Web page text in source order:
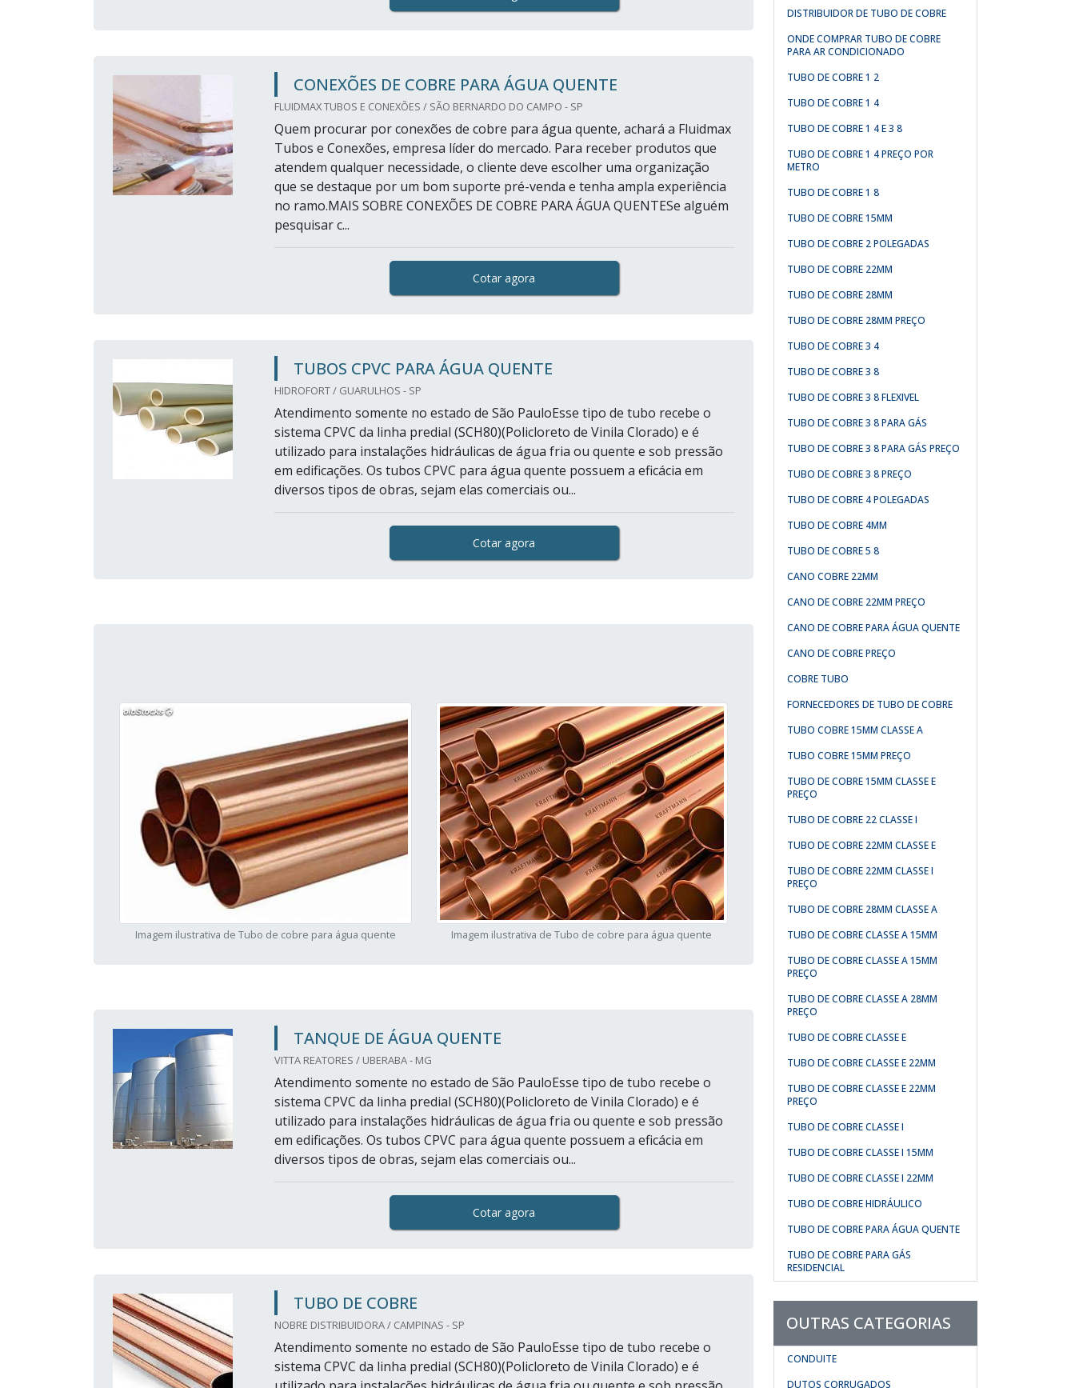
CONEXÕES DE COBRE PARA ÁGUA QUENTE
FLUIDMAX TUBOS E CONEXÕES / SÃO BERNARDO DO CAMPO - SP
Quem procurar por conexões de cobre para água quente, achará a Fluidmax
Tubos e Conexões, empresa líder do mercado. Para receber produtos que
atendem qualquer necessidade, o cliente deve escolher uma organização
que se destaque por um bom suporte pré-venda e tenha ampla experiência
no ramo.MAIS SOBRE CONEXÕES DE COBRE PARA ÁGUA QUENTESe alguém
pesquisar c...
Cotar agora
TUBOS CPVC PARA ÁGUA QUENTE
HIDROFORT / GUARULHOS - SP
Atendimento somente no estado de São PauloEsse tipo de tubo recebe o
sistema CPVC da linha predial (SCH80)(Policloreto de Vinila Clorado) e é
utilizado para instalações hidráulicas de água fria ou quente e sob pressão
em edificações. Os tubos CPVC para água quente possuem a eficácia em
diversos tipos de obras, sejam elas comerciais ou...
Cotar agora
Imagem ilustrativa de Tubo de cobre para água quente Imagem ilustrativa de Tubo de cobre para água quente
TANQUE DE ÁGUA QUENTE
VITTA REATORES / UBERABA - MG
Atendimento somente no estado de São PauloEsse tipo de tubo recebe o
sistema CPVC da linha predial (SCH80)(Policloreto de Vinila Clorado) e é
utilizado para instalações hidráulicas de água fria ou quente e sob pressão
em edificações. Os tubos CPVC para água quente possuem a eficácia em
diversos tipos de obras, sejam elas comerciais ou...
Cotar agora
TUBO DE COBRE
NOBRE DISTRIBUIDORA / CAMPINAS - SP
Atendimento somente no estado de São PauloEsse tipo de tubo recebe o
sistema CPVC da linha predial (SCH80)(Policloreto de Vinila Clorado) e é
DISTRIBUIDOR DE TUBO DE COBRE
ONDE COMPRAR TUBO DE COBRE
PARA AR CONDICIONADO
TUBO DE COBRE 1 2
TUBO DE COBRE 1 4
TUBO DE COBRE 1 4 E 3 8
TUBO DE COBRE 1 4 PREÇO POR
METRO
TUBO DE COBRE 1 8
TUBO DE COBRE 15MM
TUBO DE COBRE 2 POLEGADAS
TUBO DE COBRE 22MM
TUBO DE COBRE 28MM
TUBO DE COBRE 28MM PREÇO
TUBO DE COBRE 3 4
TUBO DE COBRE 3 8
TUBO DE COBRE 3 8 FLEXIVEL
TUBO DE COBRE 3 8 PARA GÁS
TUBO DE COBRE 3 8 PARA GÁS PREÇO
TUBO DE COBRE 3 8 PREÇO
TUBO DE COBRE 4 POLEGADAS
TUBO DE COBRE 4MM
TUBO DE COBRE 5 8
CANO COBRE 22MM
CANO DE COBRE 22MM PREÇO
CANO DE COBRE PARA ÁGUA QUENTE
CANO DE COBRE PREÇO
COBRE TUBO
FORNECEDORES DE TUBO DE COBRE
TUBO COBRE 15MM CLASSE A
TUBO COBRE 15MM PREÇO
TUBO DE COBRE 15MM CLASSE E
PREÇO
TUBO DE COBRE 22 CLASSE I
TUBO DE COBRE 22MM CLASSE E
TUBO DE COBRE 22MM CLASSE I
PREÇO
TUBO DE COBRE 28MM CLASSE A
TUBO DE COBRE CLASSE A 15MM
TUBO DE COBRE CLASSE A 15MM
PREÇO
TUBO DE COBRE CLASSE A 28MM
PREÇO
TUBO DE COBRE CLASSE E
TUBO DE COBRE CLASSE E 22MM
TUBO DE COBRE CLASSE E 22MM
PREÇO
TUBO DE COBRE CLASSE I
TUBO DE COBRE CLASSE I 15MM
TUBO DE COBRE CLASSE I 22MM
TUBO DE COBRE HIDRÁULICO
TUBO DE COBRE PARA ÁGUA QUENTE
TUBO DE COBRE PARA GÁS
RESIDENCIAL
OUTRAS CATEGORIAS
CONDUITE
DUTOS CORRUGADOS